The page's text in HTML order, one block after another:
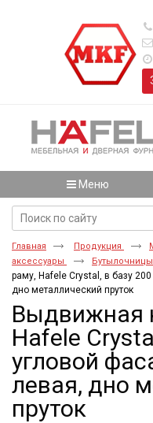
Меню
Главная Продукция
аксессуары
раму, Hafele Crystal, в базу
дно металлический пруток
Выдвижная
Hafele
угловой
левая, дно
пруток